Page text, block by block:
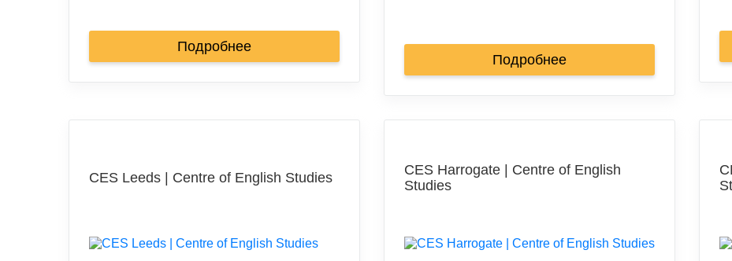
Подробнее
Подробнее
CES Leeds | Centre of English Studies
CES Harrogate | Centre of English
Studies